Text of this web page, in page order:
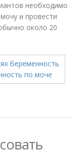
необходимо
и провести
около 20